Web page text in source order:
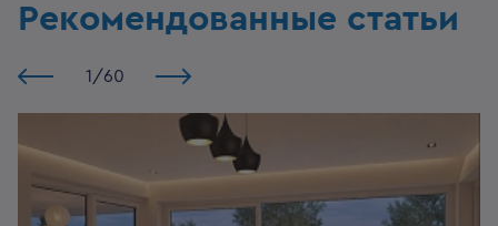
Рекомендованные статьи
1 /60